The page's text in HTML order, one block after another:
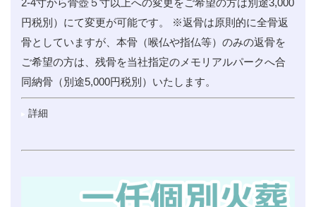
2-4寸から骨壺５寸以上への変更をご希望の方は別途3,000
円税別）にて変更が可能です。 ※返骨は原則的に全骨返
骨としていますが、本骨（喉仏や指仏等）のみの返骨を
ご希望の方は、残骨を当社指定のメモリアルパークへ合
同納骨（別途5,000円税別）いたします。
詳細